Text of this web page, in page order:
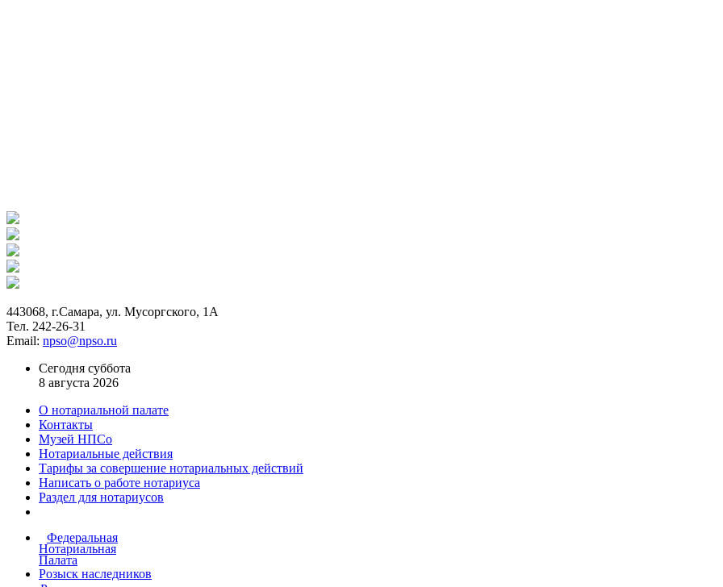
443068, г.Самара, ул. Мусоргского, 1А
Тел. 242-26-31
Email: npso@npso.ru
Сегодня суббота
8 августа 2026
О нотариальной палате
Контакты
Музей НПСо
Нотариальные действия
Тарифы за совершение нотариальных действий
Написать о работе нотариуса
Раздел для нотариусов
Федеральная
Нотариальная
Палата
Розыск наследников